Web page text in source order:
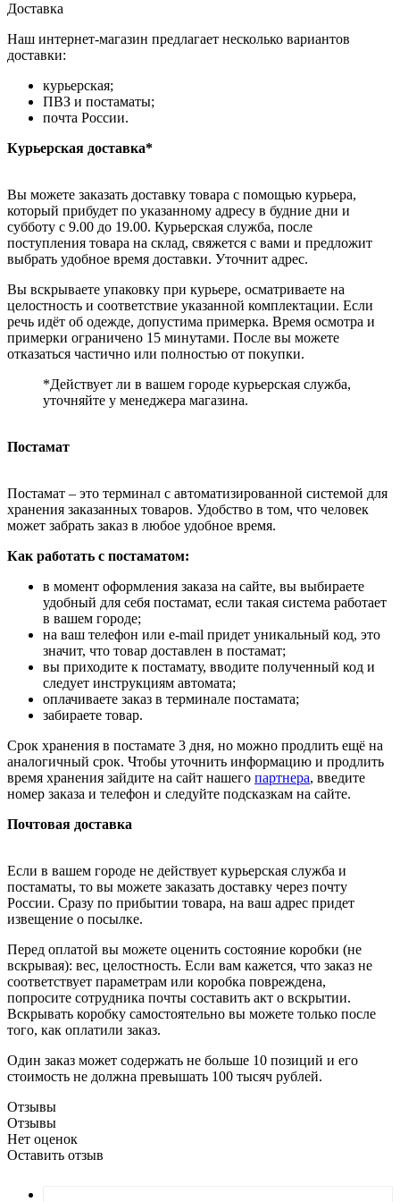
Доставка
Наш интернет-магазин предлагает несколько вариантов
доставки:
курьерская;
ПВЗ и постаматы;
почта России.
Курьерская доставка*
Вы можете заказать доставку товара с помощью курьера,
который прибудет по указанному адресу в будние дни и
субботу с 9.00 до 19.00. Курьерская служба, после
поступления товара на склад, свяжется с вами и предложит
выбрать удобное время доставки. Уточнит адрес.
Вы вскрываете упаковку при курьере, осматриваете на
целостность и соответствие указанной комплектации. Если
речь идёт об одежде, допустима примерка. Время осмотра и
примерки ограничено 15 минутами. После вы можете
отказаться частично или полностью от покупки.
*Действует ли в вашем городе курьерская служба,
уточняйте у менеджера магазина.
Постамат
Постамат – это терминал с автоматизированной системой для
хранения заказанных товаров. Удобство в том, что человек
может забрать заказ в любое удобное время.
Как работать с постаматом:
в момент оформления заказа на сайте, вы выбираете
удобный для себя постамат, если такая система работает
в вашем городе;
на ваш телефон или e-mail придет уникальный код, это
значит, что товар доставлен в постамат;
вы приходите к постамату, вводите полученный код и
следует инструкциям автомата;
оплачиваете заказ в терминале постамата;
забираете товар.
Срок хранения в постамате 3 дня, но можно продлить ещё на
аналогичный срок. Чтобы уточнить информацию и продлить
время хранения зайдите на сайт нашего партнера, введите
номер заказа и телефон и следуйте подсказкам на сайте.
Почтовая доставка
Если в вашем городе не действует курьерская служба и
постаматы, то вы можете заказать доставку через почту
России. Сразу по прибытии товара, на ваш адрес придет
извещение о посылке.
Перед оплатой вы можете оценить состояние коробки (не
вскрывая): вес, целостность. Если вам кажется, что заказ не
соответствует параметрам или коробка повреждена,
попросите сотрудника почты составить акт о вскрытии.
Вскрывать коробку самостоятельно вы можете только после
того, как оплатили заказ.
Один заказ может содержать не больше 10 позиций и его
стоимость не должна превышать 100 тысяч рублей.
Отзывы
Отзывы
Нет оценок
Оставить отзыв